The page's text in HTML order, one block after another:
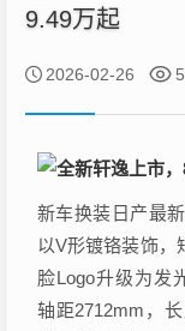
9.49万起
2026-02-26
新车换装日产最
以V形镀铬装饰，
脸Logo升级为发
轴距2712mm，